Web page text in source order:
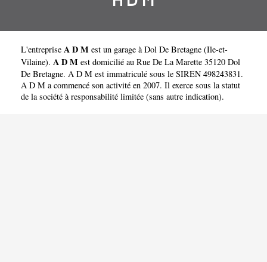
L'entreprise A D M est un garage à Dol De Bretagne (Ile-et-
Vilaine). A D M est domicilié au Rue De La Marette 35120 Dol
De Bretagne. A D M est immatriculé sous le SIREN 498243831.
A D M a commencé son activité en 2007. Il exerce sous la statut
de la société à responsabilité limitée (sans autre indication).